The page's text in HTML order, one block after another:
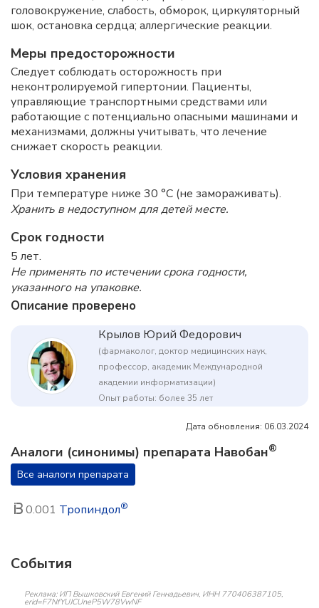
головокружение, слабость, обморок, циркуляторный
шок, остановка сердца; аллергические реакции.
Меры предосторожности
Следует соблюдать осторожность при
неконтролируемой гипертонии. Пациенты,
управляющие транспортными средствами или
работающие с потенциально опасными машинами и
механизмами, должны учитывать, что лечение
снижает скорость реакции.
Условия хранения
При температуре ниже 30 °C (не замораживать).
Хранить в недоступном для детей месте.
Срок годности
5 лет.
Не применять по истечении срока годности,
указанного на упаковке.
Описание проверено
Крылов Юрий Федорович
(фармаколог, доктор медицинских наук,
профессор, академик Международной
академии информатизации)
Опыт работы: более 35 лет
Дата обновления: 06.03.2024
Аналоги (синонимы) препарата Навобан®
Все аналоги препарата
0.001 Тропиндол®
События
Реклама: ИП Вышковский Евгений Геннадьевич, ИНН 770406387105,
erid=F7NfYUJCUneP5W78VwNF